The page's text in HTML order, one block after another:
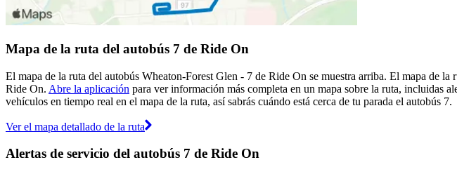
Mapa de la ruta del autobús 7 de Ride On
El mapa de la ruta del autobús Wheaton-Forest Glen - 7 de Ride On se muestra arriba. El mapa de
Ride On. Abre la aplicación para ver información más completa en un mapa sobre la ruta, incluidas
vehículos en tiempo real en el mapa de la ruta, así sabrás cuándo está cerca de tu parada el autobús 7.
Ver el mapa detallado de la ruta
Alertas de servicio del autobús 7 de Ride On